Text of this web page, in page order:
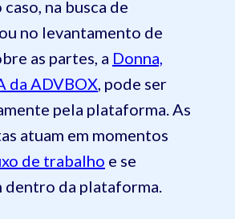
na busca de
no levantamento de
as partes, a Donna,
da ADVBOX , pode ser
pela plataforma. As
atuam em momentos
de trabalho e se
dentro da plataforma.